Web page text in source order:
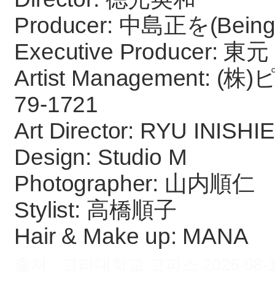
Producer: 中島正を
Executive Producer: 東
Artist Management: (株)
79-1721
Art Director: RYU INISHIE
Design: Studio M
Photographer: 山内順仁
Stylist: 高橋順子
Hair & Make up: MANA